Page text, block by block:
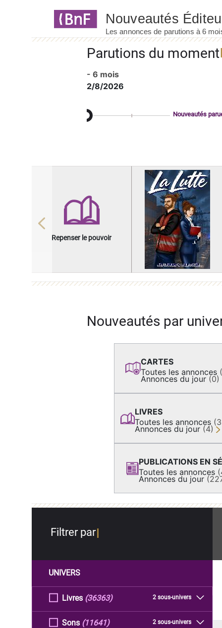
Parutions du moment
- 6 mois
2/8/2026
Nouveautés
Repenser le pouvoir
Previous
Nouveautés par
CARTES
Toutes les annonces
Annonces du jour (0)
LIVRES
Toutes les annonces
Annonces du jour (4)
PUBLICATIONS EN
Toutes les annonces
Annonces du jour
Filtrer par
UNIVERS
Livres 2 sous-univers
(36363)
Sons 2 sous-univers
(11641)